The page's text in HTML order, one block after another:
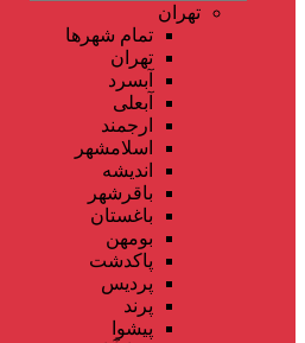
تهران
تمام شهر‌ها
تهران
آبسرد
آبعلی
ارجمند
اسلامشهر
اندیشه
باقرشهر
باغستان
بومهن
پاکدشت
پردیس
پرند
پیشوا